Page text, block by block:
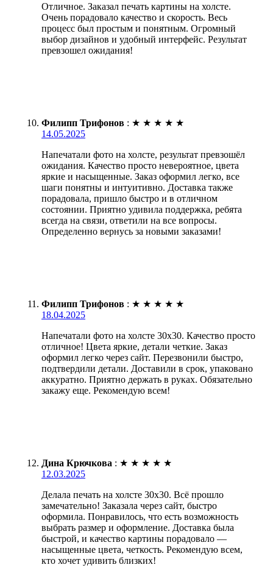
Отличное. Заказал печать картины на холсте.
Очень порадовало качество и скорость. Весь
процесс был простым и понятным. Огромный
выбор дизайнов и удобный интерфейс. Результат
превзошел ожидания!
Филипп Трифонов : ★ ★ ★ ★ ★
14.05.2025
Напечатали фото на холсте, результат превзошёл
ожидания. Качество просто невероятное, цвета
яркие и насыщенные. Заказ оформил легко, все
шаги понятны и интуитивно. Доставка также
порадовала, пришло быстро и в отличном
состоянии. Приятно удивила поддержка, ребята
всегда на связи, ответили на все вопросы.
Определенно вернусь за новыми заказами!
Филипп Трифонов : ★ ★ ★ ★ ★
18.04.2025
Напечатали фото на холсте 30х30. Качество просто
отличное! Цвета яркие, детали четкие. Заказ
оформил легко через сайт. Перезвонили быстро,
подтвердили детали. Доставили в срок, упаковано
аккуратно. Приятно держать в руках. Обязательно
закажу еще. Рекомендую всем!
Дина Крючкова : ★ ★ ★ ★ ★
12.03.2025
Делала печать на холсте 30х30. Всё прошло
замечательно! Заказала через сайт, быстро
оформила. Понравилось, что есть возможность
выбрать размер и оформление. Доставка была
быстрой, и качество картины порадовало —
насыщенные цвета, четкость. Рекомендую всем,
кто хочет удивить близких!